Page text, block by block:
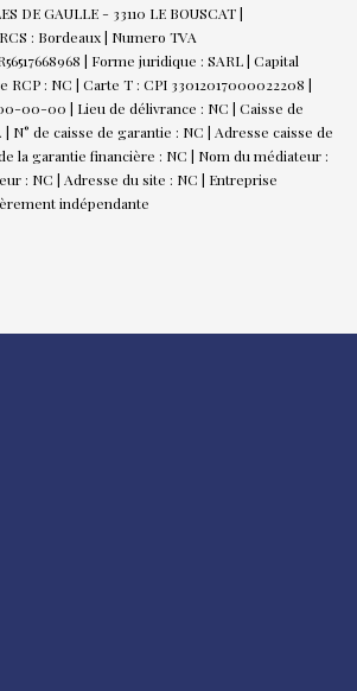
DE GAULLE - 33110 LE BOUSCAT |
: Bordeaux | Numero TVA
| Forme juridique : SARL | Capital
RCP : NC | Carte T : CPI 33012017000022208 |
00-00 | Lieu de délivrance : NC | Caisse de
N° de caisse de garantie : NC | Adresse caisse de
la garantie financière : NC | Nom du médiateur :
: NC | Adresse du site : NC | Entreprise
indépendante